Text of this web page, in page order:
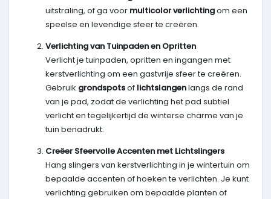
uitstraling, of ga voor multicolor verlichtingom een
speelse en levendige sfeer te creëren.
Verlichting van Tuinpaden en Opritten
Verlicht je tuinpaden, opritten en ingangen met
kerstverlichting om een gastvrije sfeer te creëren.
Gebruik grondspotsof lichtslangenlangs de rand
van je pad, zodat de verlichting het pad subtiel
verlicht en tegelijkertijd de winterse charme van je
tuin benadrukt.
Creëer Sfeervolle Accenten met Lichtslingers
Hang slingers van kerstverlichting in je wintertuin om
bepaalde accenten of hoeken te verlichten. Je kunt
verlichting gebruiken om bepaalde planten of